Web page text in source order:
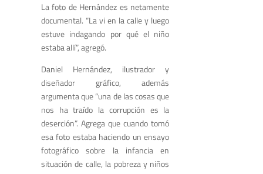
La foto de Hernández es netamente
documental. “La vi en la calle y luego
estuve indagando por qué el niño
estaba allí”, agregó.
Daniel Hernández, ilustrador y
diseñador gráfico, además
argumenta que “una de las cosas que
nos ha traído la corrupción es la
deserción”. Agrega que cuando tomó
esa foto estaba haciendo un ensayo
fotográfico sobre la infancia en
situación de calle, la pobreza y niños